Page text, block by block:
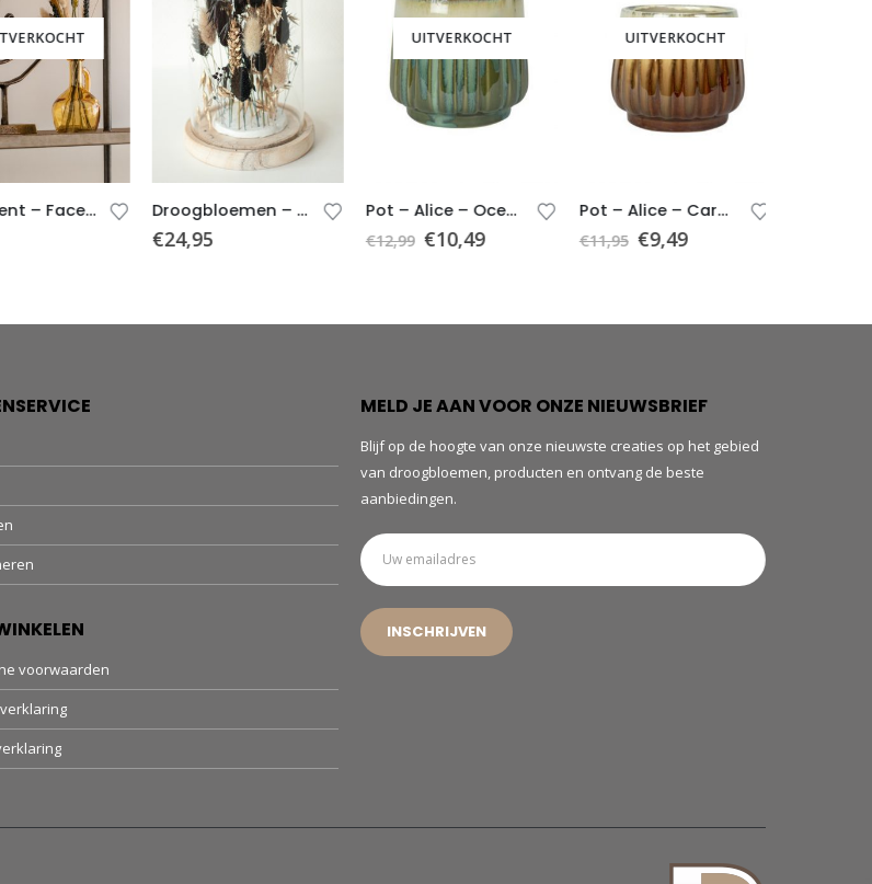
Ornament – Face – Antiek Brons – 24x37x6cm Droogbloemen – Stolp – Zwart/Goud
€24,95
UITVERKOCHT
Pot – Alice – Ocean – D15 x H14
€12,99 €10,49
UITVERKOCHT
Pot – Alice – Caramel H14 H12
€11,95 €9,49
voorwaarden
MELD JE AAN VOOR ONZE NIEUWSBRIEF
Blijf op de hoogte van onze nieuwste creaties op het gebied
van droogbloemen, producten en ontvang de beste
aanbiedingen.